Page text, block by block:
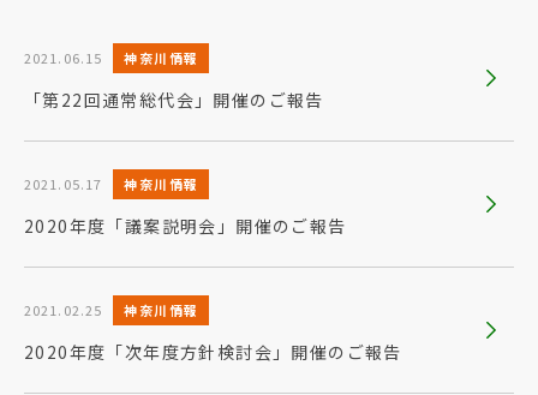
2021.06.15 神奈川情報
「第22回通常総代会」開催のご報告
2021.05.17 神奈川情報
2020年度「議案説明会」開催のご報告
2021.02.25 神奈川情報
2020年度「次年度方針検討会」開催のご報告